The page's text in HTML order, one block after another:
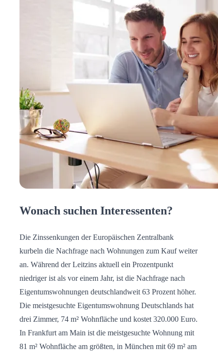
Wonach suchen Interessenten?
Die Zinssenkungen der Europäischen Zentralbank
kurbeln die Nachfrage nach Wohnungen zum Kauf weiter
an. Während der Leitzins aktuell ein Prozentpunkt
niedriger ist als vor einem Jahr, ist die Nachfrage nach
Eigentumswohnungen deutschlandweit 63 Prozent höher.
Die meistgesuchte Eigentumswohnung Deutschlands hat
drei Zimmer, 74 m² Wohnfläche und kostet 320.000 Euro.
In Frankfurt am Main ist die meistgesuchte Wohnung mit
81 m² Wohnfläche am größten, in München mit 69 m² am